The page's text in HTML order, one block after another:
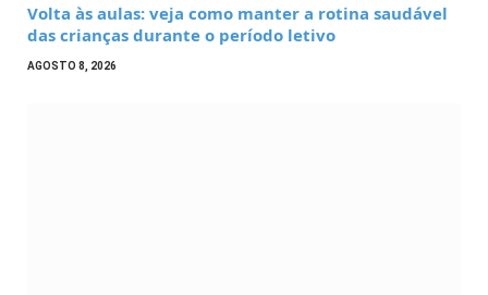
Volta às aulas: veja como manter a rotina saudável
das crianças durante o período letivo
AGOSTO 8, 2026